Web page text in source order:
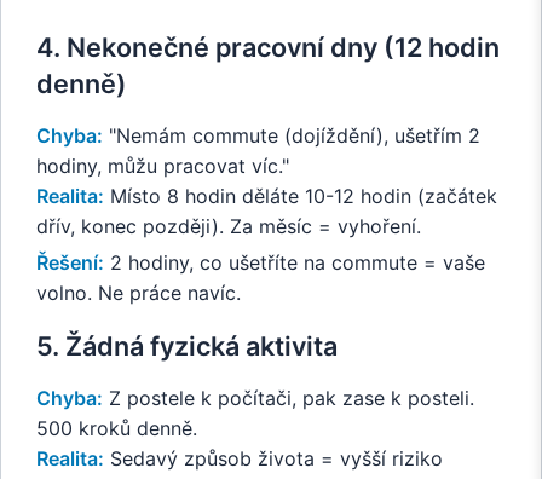
4. Nekonečné pracovní dny (12 hodin
denně)
Chyba: "Nemám commute (dojíždění), ušetřím 2
hodiny, můžu pracovat víc."
Realita: Místo 8 hodin děláte 10-12 hodin (začátek
dřív, konec později). Za měsíc = vyhoření.
Řešení: 2 hodiny, co ušetříte na commute = vaše
volno. Ne práce navíc.
5. Žádná fyzická aktivita
Chyba: Z postele k počítači, pak zase k posteli.
500 kroků denně.
Realita: Sedavý způsob života = vyšší riziko